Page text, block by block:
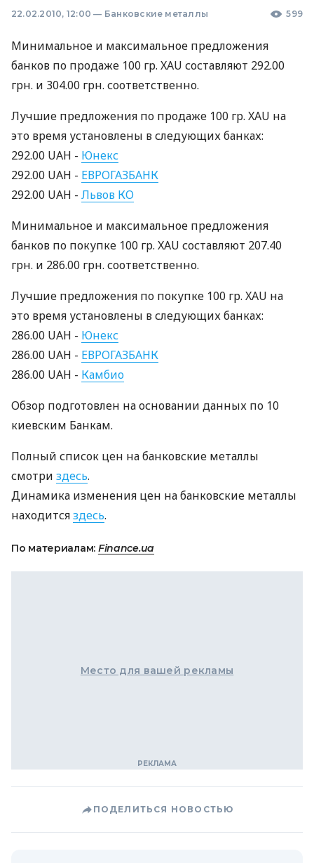
22.02.2010, 12:00 — Банковские металлы 599
Минимальное и максимальное предложения
банков по продаже 100 гр. XAU составляют 292.00
грн. и 304.00 грн. соответственно.
Лучшие предложения по продаже 100 гр. XAU на
это время установлены в следующих банках:
292.00 UAH - Юнекс
292.00 UAH - ЕВРОГАЗБАНК
292.00 UAH - Львов КО
Минимальное и максимальное предложения
банков по покупке 100 гр. XAU составляют 207.40
грн. и 286.00 грн. соответственно.
Лучшие предложения по покупке 100 гр. XAU на
это время установлены в следующих банках:
286.00 UAH - Юнекс
286.00 UAH - ЕВРОГАЗБАНК
286.00 UAH - Камбио
Обзор подготовлен на основании данных по 10
киевским Банкам.
Полный список цен на банковские металлы
смотри здесь.
Динамика изменения цен на банковские металлы
находитсяздесь.
По материалам: Finance.ua
Место для вашей рекламы
ПОДЕЛИТЬСЯ НОВОСТЬЮ